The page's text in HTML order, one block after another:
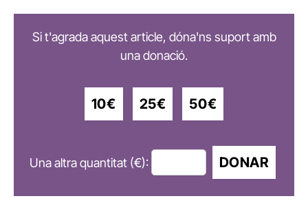
Si t'agrada aquest article, dóna'ns suport amb
una donació.
10€ 25€ 50€
Una altra quantitat (€): DONAR